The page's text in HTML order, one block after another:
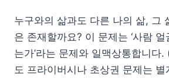
누구와의 삶과도 다른 나의 삶, 그
은 존재할까요? 이 문제는 ‘사람
는가’라는 문제와 일맥상통합니다.
도 프라이버시나 초상권 문제는 별